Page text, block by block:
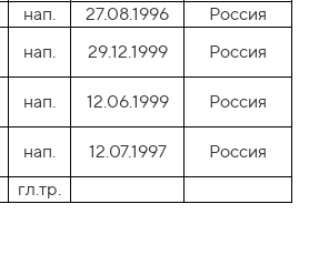
нап. 27.08.1996
Россия
нап. 29.12.1999 Россия
нап. 12.06.1999 Россия
нап. 12.07.1997
Россия
гл.тр.